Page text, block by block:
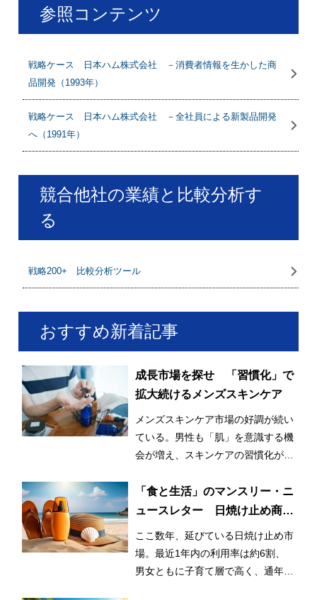
参照コンテンツ
戦略ケース 日本ハム株式会社 －消費者情報を生かした商
品開発（1993年）
戦略ケース 日本ハム株式会社 －全社員による新製品開発
へ（1991年）
競合他社の業績と比較分析す
る
戦略200+ 比較分析ツール
おすすめ新着記事
成長市場を探せ 「習慣化」で
拡大続けるメンズスキンケア
メンズスキンケア市場の好調が続い
ている。男性も「肌」を意識する機
会が増え、スキンケアの習慣化が始
「食と生活」のマンスリー・ニ
ュースレター 日焼け止め商品
の利用率が3割増！ 日常的かつ
早期化・長期化する日焼け止め
市場
ここ数年、延びている日焼け止め市
場。最近1年内の利用率は約6割、
男女ともに子育て層で高く、通年利